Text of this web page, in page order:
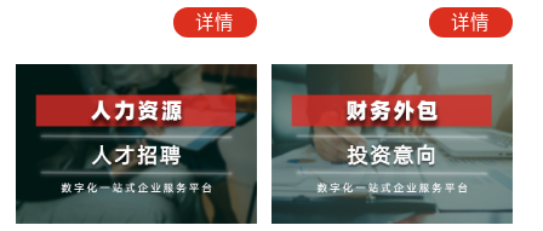
详情 详情